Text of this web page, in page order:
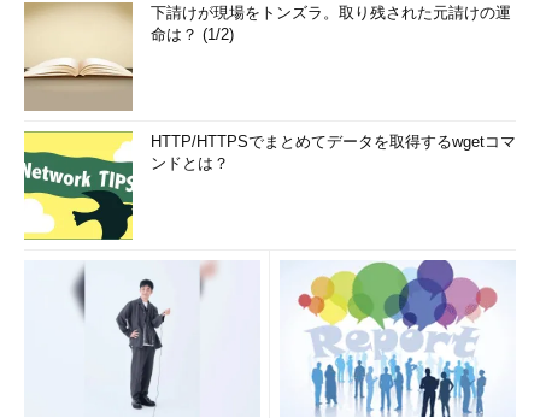
能
Cross-Cloud ServicesはSaaSとして提供されるという。テッ
[取材協力：ヴイエムウェア]
下請けが現場をトンズラ。取り残された元請けの運
命は？ (1/2)
HTTP/HTTPSでまとめてデータを取得するwgetコマ
ンドとは？